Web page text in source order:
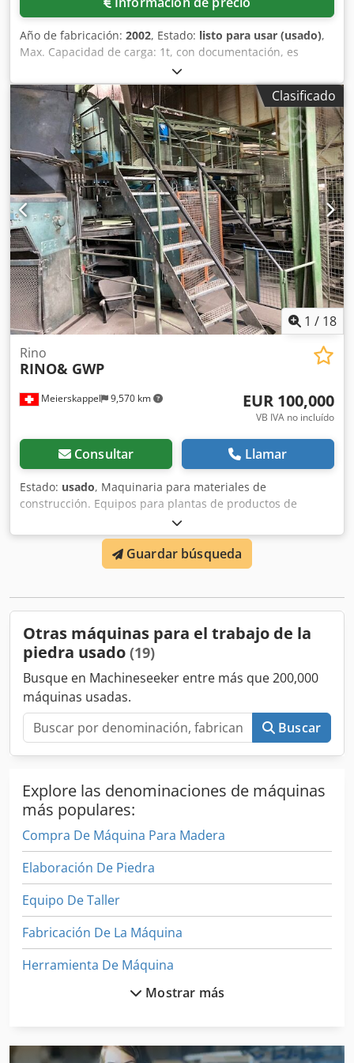
Año de fabricación: 2002, Estado: listo para usar (usado),
Max. Capacidad de carga: 1t, con documentación, es
posible la inspección in situ. Crodpfx Acsrkn Uzotjf
Clasificado
1 / 18
Meierskappel 9,570 km
Rino
RINO& GWP
EUR 100,000
VB IVA no incluído
Consultar Llamar
Estado: usado, Maquinaria para materiales de
construcción. Equipos para plantas de productos de
piedra artificial y hormigón, máquinas apisonadoras y
vibradoras para materiales de construcción, máquinas
para la fabricación de bloques huecos, sólidos, adoquines
y bordillos, máquinas y líneas para bloques de hormigón:
moldes para losas de acera: - 50x25x4 - 50x50x4 - 40x40x4 -
60x40x4 - 40x20x4 Cedjw Skqcspfx Actorf
Guardar búsqueda
Otras máquinas para el trabajo de la
piedra usado (19)
Busque en Machineseeker entre más que 200,000
máquinas usadas.
Buscar
Explore las denominaciones de máquinas
más populares:
Compra De Máquina Para Madera
Elaboración De Piedra
Equipo De Taller
Fabricación De La Máquina
Herramienta De Máquina
Herramientas Para Mostrar más